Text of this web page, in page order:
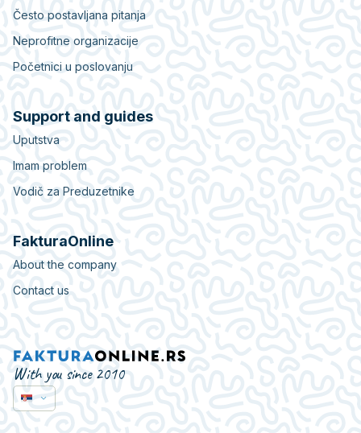
Često postavljana pitanja
Neprofitne organizacije
Početnici u poslovanju
Support and guides
Uputstva
Imam problem
Vodič za Preduzetnike
FakturaOnline
About the company
Contact us
With you since 2010